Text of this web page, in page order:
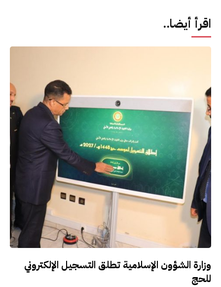
اقرأ أيضا..
وزارة الشؤون الإسلامية تطلق التسجيل الإلكتروني
للحج